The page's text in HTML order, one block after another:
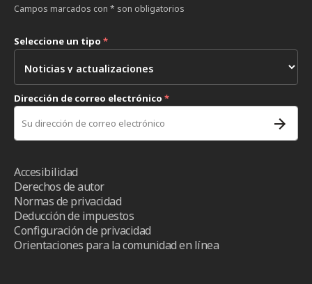
Campos marcados con * son obligatorios
Seleccione un tipo *
Dirección de correo electrónico *
Accesibilidad
Derechos de autor
Normas de privacidad
Deducción de impuestos
Configuración de privacidad
Orientaciones para la comunidad en línea